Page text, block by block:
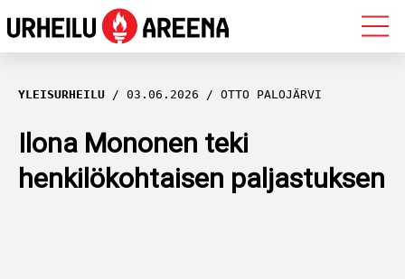
OLYMPIALAISET
MAASTOHIIHTO
AMPUMAHIIHTO
YLEISURHEILU 03.06.2026 OTTO PALOJÄRVI
Ilona Mononen teki
henkilökohtaisen paljastuksen